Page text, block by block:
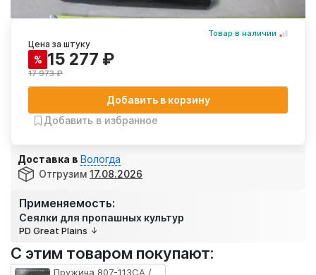
Применяемость:
Сеялки для пропашных культур
PD Great Plains
Товар в наличии
Цена за штуку
% 15 277 ₽
17 973 ₽
Добавить в корзину
Добавить в избранное
Доставка в Вологда
Отгрузим 17.08.2026
С этим товаром покупают:
Пружина 807-113CА /